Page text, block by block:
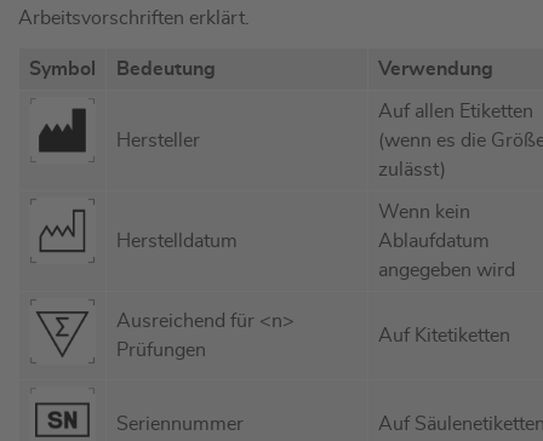
Arbeitsvorschriften erklärt.
Symbol Bedeutung Verwendung
Hersteller
Auf allen Etiketten
(wenn es die
zulässt)
Herstelldatum
Wenn kein
Ablaufdatum
angegeben wird
Ausreichend für <n>
Prüfungen
Auf Kitetiketten
Seriennummer Auf